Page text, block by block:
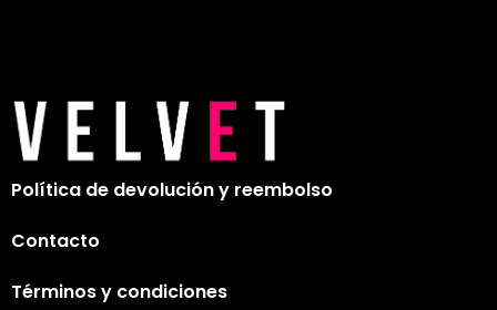
Política de devolución y reembolso
Contacto
Términos y condiciones